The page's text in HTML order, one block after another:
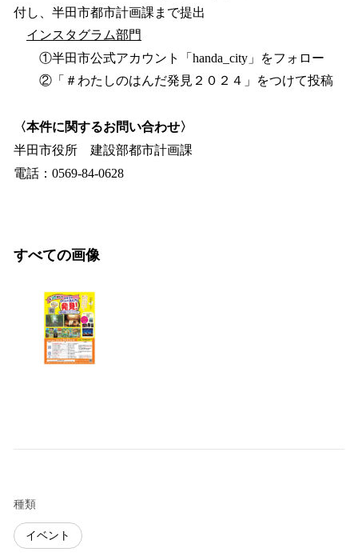
付し、半田市都市計画課まで提出
インスタグラム部門
①半田市公式アカウント「handa_city」をフォロー
②「＃わたしのはんだ発見２０２４」をつけて投稿
〈本件に関するお問い合わせ〉
半田市役所 建設部都市計画課
電話：0569-84-0628
すべての画像
種類
イベント